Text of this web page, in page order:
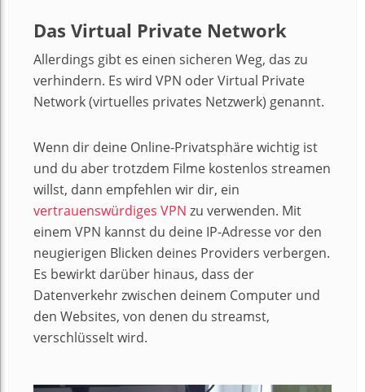
Das Virtual Private Network
Allerdings gibt es einen sicheren Weg, das zu
verhindern. Es wird VPN oder Virtual Private
Network (virtuelles privates Netzwerk) genannt.
Wenn dir deine Online-Privatsphäre wichtig ist
und du aber trotzdem Filme kostenlos streamen
willst, dann empfehlen wir dir, ein
vertrauenswürdiges VPN zu verwenden. Mit
einem VPN kannst du deine IP-Adresse vor den
neugierigen Blicken deines Providers verbergen.
Es bewirkt darüber hinaus, dass der
Datenverkehr zwischen deinem Computer und
den Websites, von denen du streamst,
verschlüsselt wird.